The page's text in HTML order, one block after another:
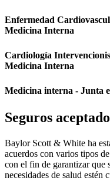
Enfermedad
Medicina Interna
Cardiología
Medicina Interna
Medicina interna - Junta
Seguros
Baylor Scott & White ha
acuerdos con varios tipos
con el fin de garantizar que
necesidades de salud estén